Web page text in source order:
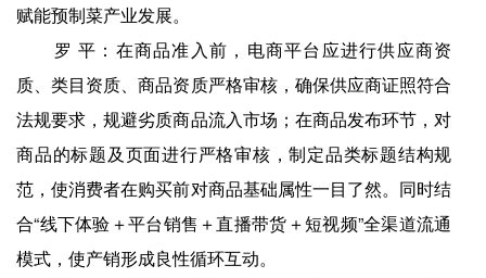
赋能预制菜产业发展。
罗 平：在商品准入前，电商平台应进行供应商资
质、类目资质、商品资质严格审核，确保供应商证照符合
法规要求，规避劣质商品流入市场；在商品发布环节，对
商品的标题及页面进行严格审核，制定品类标题结构规
范，使消费者在购买前对商品基础属性一目了然。同时结
合“线下体验＋平台销售＋直播带货＋短视频”全渠道流通
模式，使产销形成良性循环互动。